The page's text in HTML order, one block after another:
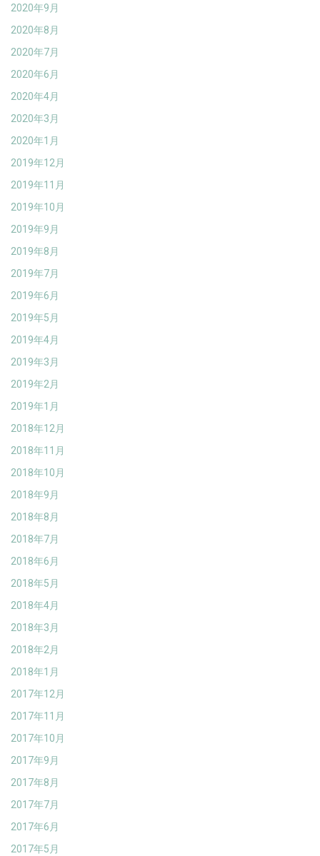
2020年9月
2020年8月
2020年7月
2020年6月
2020年4月
2020年3月
2020年1月
2019年12月
2019年11月
2019年10月
2019年9月
2019年8月
2019年7月
2019年6月
2019年5月
2019年4月
2019年3月
2019年2月
2019年1月
2018年12月
2018年11月
2018年10月
2018年9月
2018年8月
2018年7月
2018年6月
2018年5月
2018年4月
2018年3月
2018年2月
2018年1月
2017年12月
2017年11月
2017年10月
2017年9月
2017年8月
2017年7月
2017年6月
2017年5月